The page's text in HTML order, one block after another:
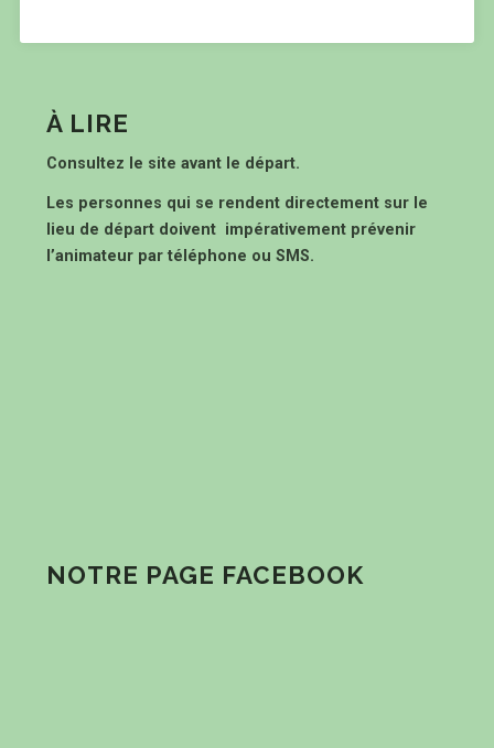
À LIRE
Consultez le site avant le départ.
Les personnes qui se rendent directement sur le
lieu de départ doivent impérativement prévenir
l’animateur par téléphone ou SMS.
NOTRE PAGE FACEBOOK